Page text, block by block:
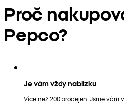
Proč
Pepco?
Je vám vždy nablízku
Více než 200 prodejen. Jsme vám